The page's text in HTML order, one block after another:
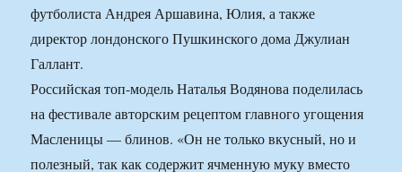
футболиста Андрея Аршавина, Юлия, а также
директор лондонского Пушкинского дома Джулиан
Галлант.
Российская топ-модель Наталья Водянова поделилась
на фестивале авторским рецептом главного угощения
Масленицы — блинов. «Он не только вкусный, но и
полезный, так как содержит ячменную муку вместо